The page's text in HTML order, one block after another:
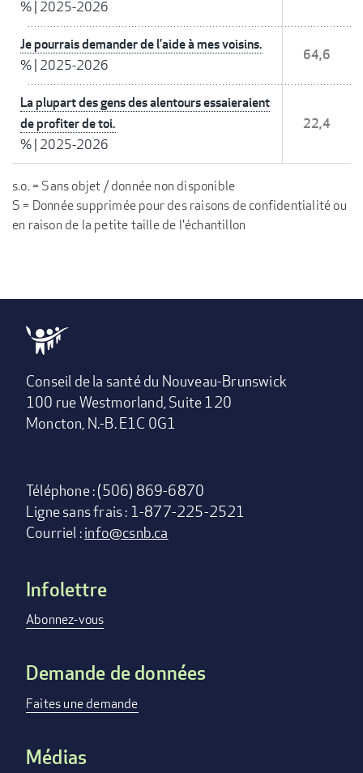
% 2025-2026
Je pourrais demander de l’aide à mes voisins.
% 2025-2026
64,6
La plupart des gens des alentours essaieraient
de profiter de toi.
% 2025-2026
22,4
s.o. = Sans objet / donnée non disponible
S = Donnée supprimée pour des raisons de confidentialité ou
en raison de la petite taille de l'échantillon
Conseil de la santé du Nouveau-Brunswick
100 rue Westmorland, Suite 120
Moncton, N.-B. E1C 0G1
Téléphone : (506) 869-6870
Ligne sans frais : 1-877-225-2521
Courriel :info@csnb.ca
Footer
menu
Infolettre
Abonnez-vous
Demande de données
Faites une demande
Médias